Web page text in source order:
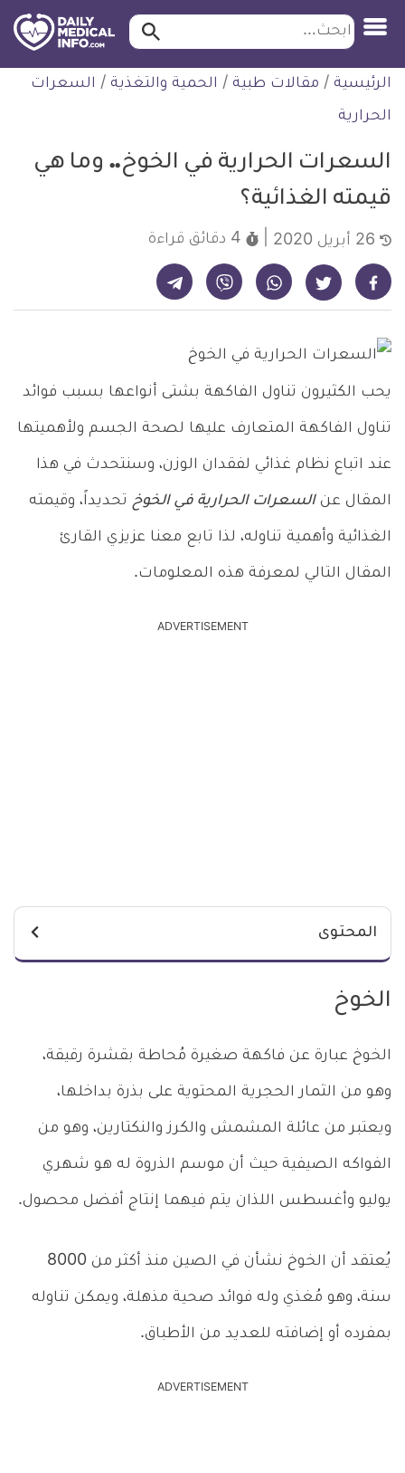
التخطي
للمحتوى
طبية
ابحث ابحث…
الرئيسية / مقالات طبية / الحمية والتغذية / السعرات
الحرارية
السعرات الحرارية في الخوخ.. وما هي
قيمته الغذائية؟
4 دقائق قراءة
شارك على فيسبوك - ديلي ميديكال انفو شارك على تويتر - ديلي ميديكال انفو شارك على واتساب - ديلي ميديكال انفو شارك على فايبر - ديلي ميديكال انفو شارك على تيليجرام - ديلي ميديكال انفو
يحب الكثيرون تناول الفاكهة بشتى أنواعها بسبب فوائد
تناول الفاكهة المتعارف عليها لصحة الجسم ولأهميتها
عند اتباع نظام غذائي لفقدان الوزن، وسنتحدث في هذا
المقال عنالسعرات الحرارية في الخوخ تحديداً، وقيمته
الغذائية وأهمية تناوله، لذا تابع معنا عزيزي القارئ
المقال التالي لمعرفة هذه المعلومات.
ADVERTISEMENT
المحتوى
الخوخ
الخوخ عبارة عن فاكهة صغيرة مُحاطة بقشرة رقيقة،
وهو من الثمار الحجرية المحتوية على بذرة بداخلها،
ويعتبر من عائلة المشمش والكرز والنكتارين، وهو من
الفواكه الصيفية حيث أن موسم الذروة له هو شهري
يوليو وأغسطس اللذان يتم فيهما إنتاج أفضل محصول.
يُعتقد أن الخوخ نشأن في الصين منذ أكثر من 8000
سنة، وهو مُغذي وله فوائد صحية مذهلة، ويمكن تناوله
بمفرده أو إضافته للعديد من الأطباق.
ADVERTISEMENT